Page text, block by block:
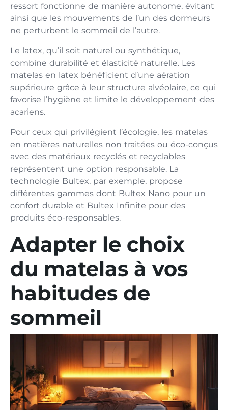
ressort fonctionne de manière autonome, évitant
ainsi que les mouvements de l’un des dormeurs
ne perturbent le sommeil de l’autre.
Le latex, qu’il soit naturel ou synthétique,
combine durabilité et élasticité naturelle. Les
matelas en latex bénéficient d’une aération
supérieure grâce à leur structure alvéolaire, ce qui
favorise l’hygiène et limite le développement des
acariens.
Pour ceux qui privilégient l’écologie, les matelas
en matières naturelles non traitées ou éco-conçus
avec des matériaux recyclés et recyclables
représentent une option responsable. La
technologie Bultex, par exemple, propose
différentes gammes dont Bultex Nano pour un
confort durable et Bultex Infinite pour des
produits éco-responsables.
Adapter le choix
du matelas à vos
habitudes de
sommeil